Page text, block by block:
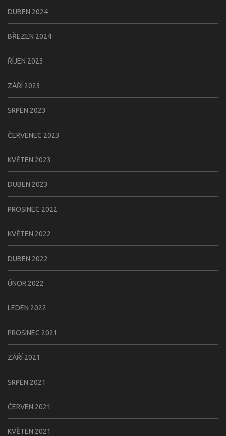
DUBEN 2024
BŘEZEN 2024
ŘÍJEN 2023
ZÁŘÍ 2023
SRPEN 2023
ČERVENEC 2023
KVĚTEN 2023
DUBEN 2023
PROSINEC 2022
KVĚTEN 2022
DUBEN 2022
ÚNOR 2022
LEDEN 2022
PROSINEC 2021
ZÁŘÍ 2021
SRPEN 2021
ČERVEN 2021
KVĚTEN 2021